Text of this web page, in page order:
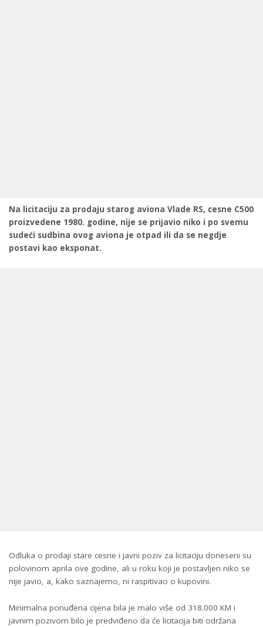
Na licitaciju za prodaju starog aviona Vlade RS, cesne C500
proizvedene 1980. godine, nije se prijavio niko i po svemu
sudeći sudbina ovog aviona je otpad ili da se negdje
postavi kao eksponat.
Odluka o prodaji stare cesne i javni poziv za licitaciju doneseni su
polovinom aprila ove godine, ali u roku koji je postavljen niko se
nije javio, a, kako saznajemo, ni raspitivao o kupovini.
Minimalna ponuđena cijena bila je malo više od 318.000 KM i
javnim pozivom bilo je predviđeno da će licitacija biti održana